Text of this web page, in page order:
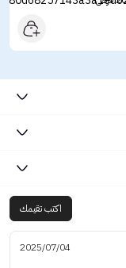
اكتب تقيمك
2025/07/04